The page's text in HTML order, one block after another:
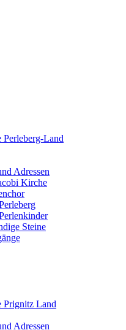
Perleberg-Land
Adressen
Kirche
Steine
Prignitz Land
Adressen